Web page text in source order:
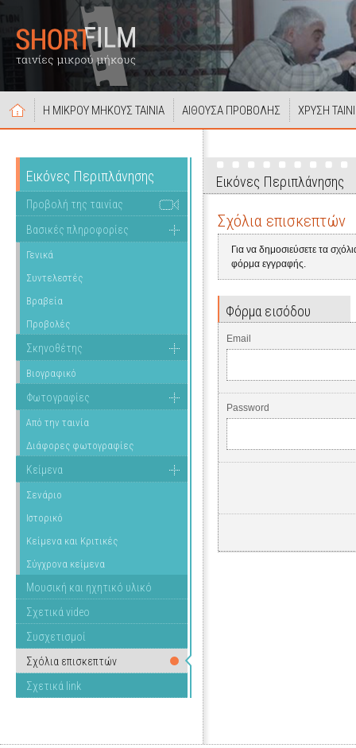
Η ΜΙΚΡΟΥ ΜΗΚΟΥΣ ΤΑΙΝΙΑ ΑΙΘΟΥΣΑ ΠΡΟΒΟΛΗΣ ΧΡΥΣΗ
Εικόνες Περιπλάνησης
Προβολή της ταινίας
Βασικές πληροφορίες
Γενικά
Συντελεστές
Βραβεία
Προβολές
Σκηνοθέτης
Βιογραφικό
Φωτογραφίες
Από την ταινία
Διάφορες φωτογραφίες
Κείμενα
Σενάριο
Ιστορικό
Κείμενα και Κριτικές
Σύγχρονα κείμενα
Μουσική και ηχητικό υλικό
Σχετικά video
Συσχετισμοί
Σχόλια επισκεπτών
Σχετικά link
Εικόνες Περιπλάνησης
Σχόλια επισκεπτών
Για να δημοσιεύσετε τα
φόρμα εγγραφής.
Φόρμα εισόδου
Email
Password